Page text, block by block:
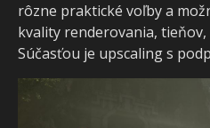
rôzne praktické voľby a
kvality renderovania,
Súčasťou je upscaling s